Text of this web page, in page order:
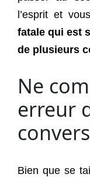
l’esprit et
fatale qui est
de plusieurs
Ne
erreur
Bien que se